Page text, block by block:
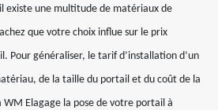
existe une multitude de matériaux de
que votre choix influe sur le prix
Pour généraliser, le tarif d’installation d’un
de la taille du portail et du coût de la
Elagage la pose de votre portail à